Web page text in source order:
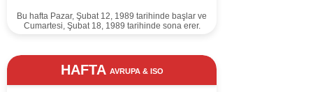
Bu hafta Pazar, Şubat 12, 1989 tarihinde başlar ve
Cumartesi, Şubat 18, 1989 tarihinde sona erer.
HAFTA AVRUPA & ISO